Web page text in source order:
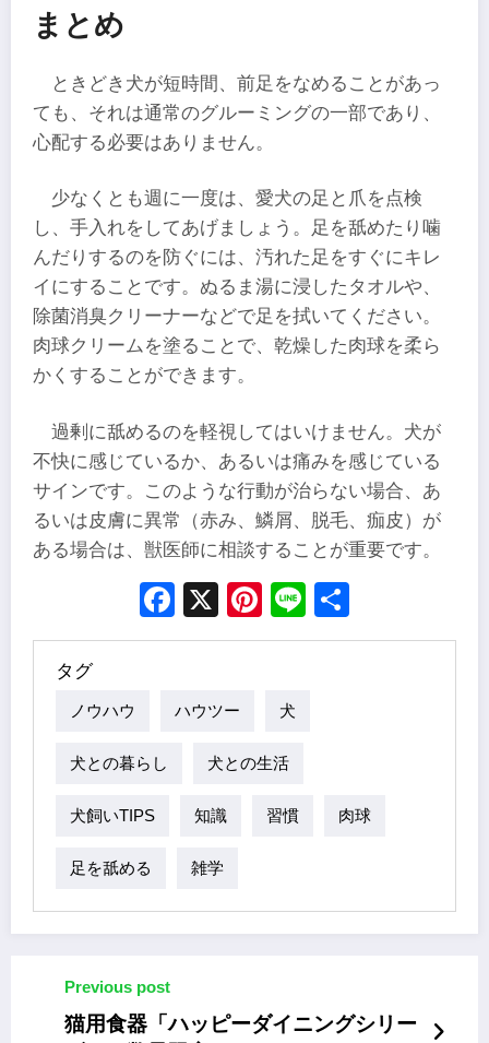
まとめ
ときどき犬が短時間、前足をなめることがあっ
ても、それは通常のグルーミングの一部であり、
心配する必要はありません。
少なくとも週に一度は、愛犬の足と爪を点検
し、手入れをしてあげましょう。足を舐めたり噛
んだりするのを防ぐには、汚れた足をすぐにキレ
イにすることです。ぬるま湯に浸したタオルや、
除菌消臭クリーナーなどで足を拭いてください。
肉球クリームを塗ることで、乾燥した肉球を柔ら
かくすることができます。
過剰に舐めるのを軽視してはいけません。犬が
不快に感じているか、あるいは痛みを感じている
サインです。このような行動が治らない場合、あ
るいは皮膚に異常（赤み、鱗屑、脱毛、痂皮）が
ある場合は、獣医師に相談することが重要です。
Facebook
X Pinterest
Line
タグ
ノウハウ ハウツー 犬
犬との暮らし 犬との生活
犬飼いTIPS 知識 習慣 肉球
足を舐める 雑学
Previous post
猫用食器「ハッピーダイニングシリー